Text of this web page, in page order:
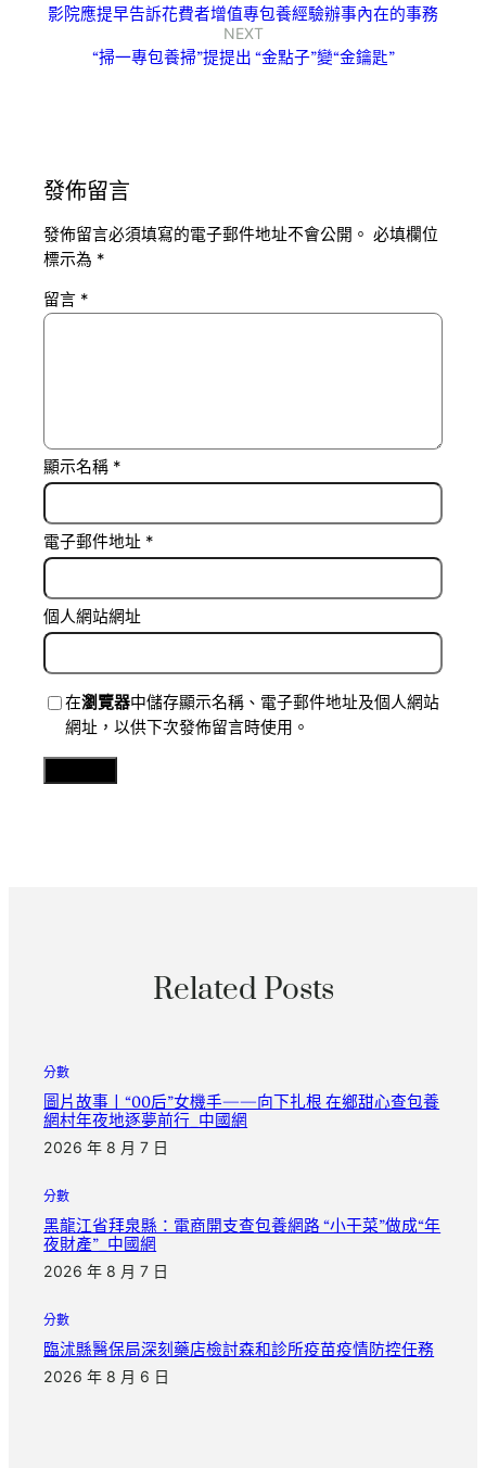
影院應提早告訴花費者增值專包養經驗辦事內在的事務
NEXT
“掃一專包養掃”提提出 “金點子”變“金鑰匙”
發佈留言
發佈留言必須填寫的電子郵件地址不會公開。 必填欄位
標示為 *
留言 *
顯示名稱 *
電子郵件地址 *
個人網站網址
在瀏覽器中儲存顯示名稱、電子郵件地址及個人網站
網址，以供下次發佈留言時使用。
Related Posts
分數
圖片故事丨“00后”女機手——向下扎根 在鄉甜心查包養
網村年夜地逐夢前行_中國網
2026 年 8 月 7 日
分數
黑龍江省拜泉縣：電商開支查包養網路 “小干菜”做成“年
夜財產”_中國網
2026 年 8 月 7 日
分數
臨沭縣醫保局深刻藥店檢討森和診所疫苗疫情防控任務
2026 年 8 月 6 日